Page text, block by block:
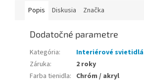
Popis Diskusia Značka
Dodatočné parametre
Kategória:
Interiérové svietidlá
Záruka:
2 roky
Farba tienidla: Chróm / akryl